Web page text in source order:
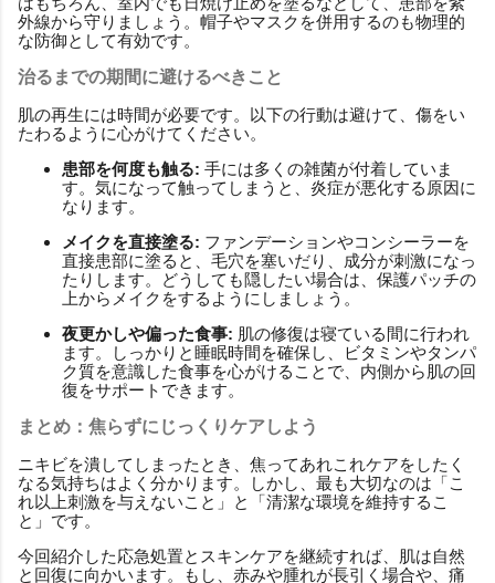
外線から守りましょう。帽子やマスクを併用するのも物理的
な防御として有効です。
治るまでの期間に避けるべきこと
肌の再生には時間が必要です。以下の行動は避けて、傷をい
たわるように心がけてください。
患部を何度も触る: 手には多くの雑菌が付着していま
す。気になって触ってしまうと、炎症が悪化する原因に
なります。
メイクを直接塗る: ファンデーションやコンシーラーを
直接患部に塗ると、毛穴を塞いだり、成分が刺激になっ
たりします。どうしても隠したい場合は、保護パッチの
上からメイクをするようにしましょう。
夜更かしや偏った食事: 肌の修復は寝ている間に行われ
ます。しっかりと睡眠時間を確保し、ビタミンやタンパ
ク質を意識した食事を心がけることで、内側から肌の回
復をサポートできます。
まとめ：焦らずにじっくりケアしよう
ニキビを潰してしまったとき、焦ってあれこれケアをしたく
なる気持ちはよく分かります。しかし、最も大切なのは「こ
れ以上刺激を与えないこと」と「清潔な環境を維持するこ
と」です。
今回紹介した応急処置とスキンケアを継続すれば、肌は自然
と回復に向かいます。もし、赤みや腫れが長引く場合や、痛